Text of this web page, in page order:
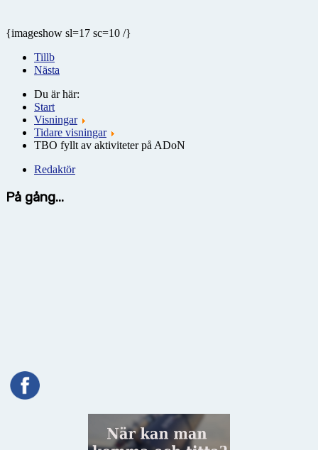
{imageshow sl=17 sc=10 /}
Tillb
Nästa
Du är här:
Start
Visningar
Tidare visningar
TBO fyllt av aktiviteter på ADoN
Redaktör
På gång...